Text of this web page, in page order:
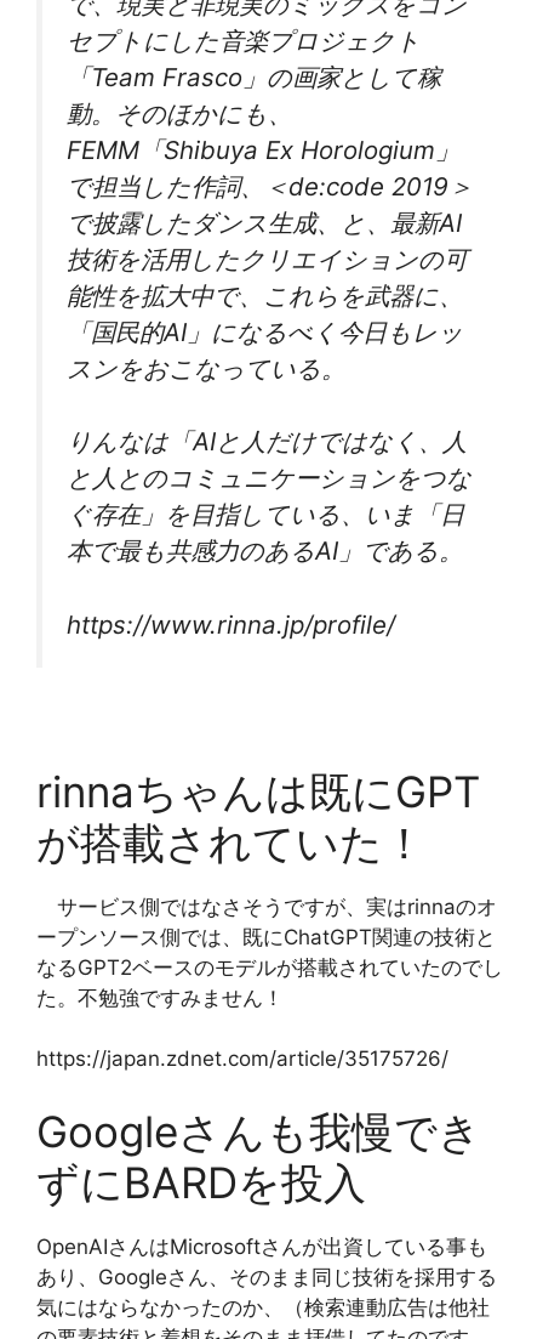
セプトにした音楽プロジェクト
「Team Frasco」の画家として稼
動。そのほかにも、
FEMM「Shibuya Ex Horologium」
で担当した作詞、＜de:code 2019＞
で披露したダンス生成、と、最新AI
技術を活用したクリエイションの可
能性を拡大中で、これらを武器に、
「国民的AI」になるべく今日もレッ
スンをおこなっている。
りんなは「AIと人だけではなく、人
と人とのコミュニケーションをつな
ぐ存在」を目指している、いま「日
本で最も共感力のあるAI」である。
https://www.rinna.jp/profile/
rinnaちゃんは既にGPT
が搭載されていた！
サービス側ではなさそうですが、実はrinnaのオ
ープンソース側では、既にChatGPT関連の技術と
なるGPT2ベースのモデルが搭載されていたのでし
た。不勉強ですみません！
https://japan.zdnet.com/article/35175726/
Googleさんも我慢でき
ずにBARDを投入
OpenAIさんはMicrosoftさんが出資している事も
あり、Googleさん、そのまま同じ技術を採用する
気にはならなかったのか、（検索連動広告は他社